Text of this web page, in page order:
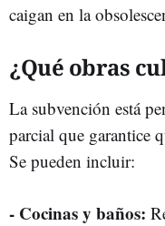
caigan en la
¿Qué obras
La subvención está
parcial que garantice
Se pueden incluir:
- Cocinas y baños: